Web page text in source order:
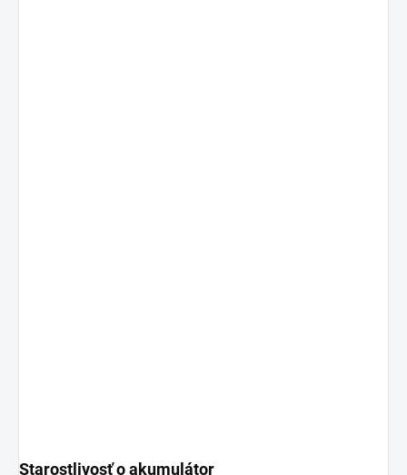
Starostlivosť o akumulátor